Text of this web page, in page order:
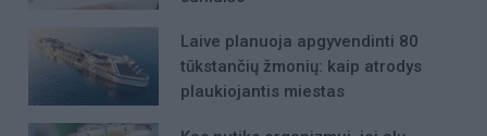
Laive planuoja apgyvendinti 80
tūkstančių žmonių: kaip atrodys
plaukiojantis miestas